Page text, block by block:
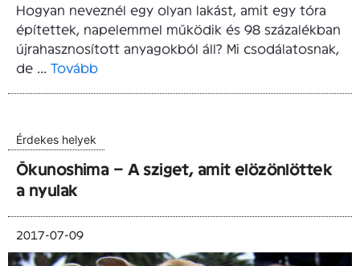
Hogyan neveznél egy olyan lakást, amit egy tóra
építettek, napelemmel működik és 98 százalékban
újrahasznosított anyagokból áll? Mi csodálatosnak,
de ... Tovább
Érdekes helyek
Ōkunoshima – A sziget, amit elözönlöttek
a nyulak
2017-07-09